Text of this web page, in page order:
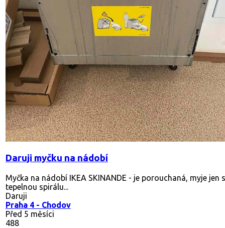
Daruji myčku na nádobí
Myčka na nádobí IKEA SKINANDE - je porouchaná, myje
tepelnou spirálu...
Daruji
Praha 4 - Chodov
Před 5 měsíci
488